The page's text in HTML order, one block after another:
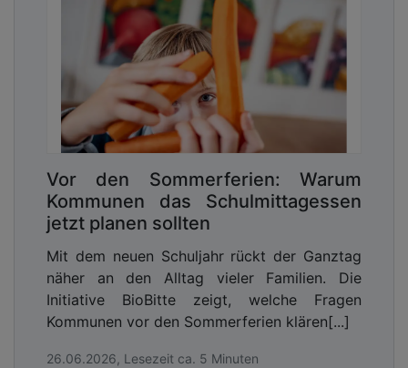
Vor den Sommerferien: Warum
Kommunen das Schulmittagessen
jetzt planen sollten
Mit dem neuen Schuljahr rückt der Ganztag
näher an den Alltag vieler Familien. Die
Initiative BioBitte zeigt, welche Fragen
Kommunen vor den Sommerferien klären[...]
26.06.2026, Lesezeit ca. 5 Minuten